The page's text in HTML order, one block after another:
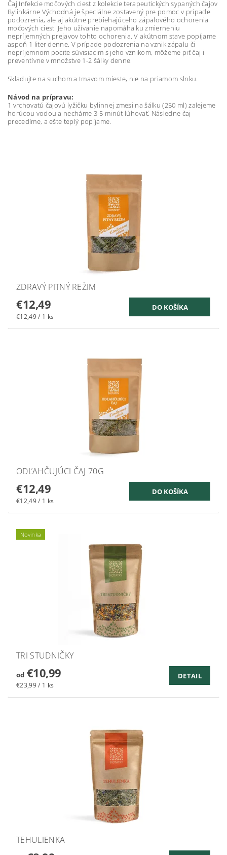
Čaj Infekcie močových ciest z kolekcie terapeutických sypaných čajov
Bylinkárne Východná je špeciálne zostavený pre pomoc v prípade
podozrenia, ale aj akútne prebiehajúceho zápalového ochorenia
močových ciest. Jeho užívanie napomáha ku zmierneniu
nepríjemných prejavov tohto ochorenia. V akútnom stave popíjame
aspoň 1 liter denne. V prípade podozrenia na vznik zápalu či
nepríjemnom pocite súvisiacim s jeho vznikom, môžeme piť čaj i
preventívne v množstve 1-2 šálky denne.
Skladujte na suchom a tmavom mieste, nie na priamom slnku.
Návod na prípravu:
1 vrchovatú čajovú lyžičku bylinnej zmesi na šálku (250 ml) zalejeme
horúcou vodou a necháme 3-5 minút lúhovať. Následne čaj
precedíme, a ešte teplý popíjame.
ZDRAVÝ PITNÝ REŽIM
€12,49
€12,49 / 1 ks
ODĽAHČUJÚCI ČAJ 70G
€12,49
€12,49 / 1 ks
Novinka
TRI STUDNIČKY
od€10,99
€23,99 / 1 ks
DETAIL
TEHULIENKA